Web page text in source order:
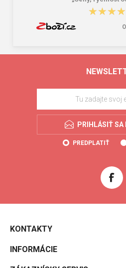
PRIHLÁSIŤ SA
PREDPLATIŤ
KONTAKTY
INFORMÁCIE